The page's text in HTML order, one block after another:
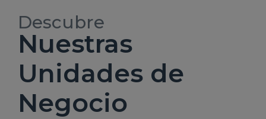
Descubre
Nuestras
Unidades de
Negocio